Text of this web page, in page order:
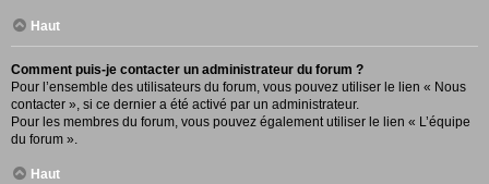
Haut
Comment puis-je contacter un administrateur du forum ?
Pour l’ensemble des utilisateurs du forum, vous pouvez utiliser le lien « Nous
contacter », si ce dernier a été activé par un administrateur.
Pour les membres du forum, vous pouvez également utiliser le lien « L’équipe
du forum ».
Haut